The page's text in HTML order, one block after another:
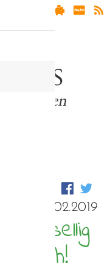
14.02.2019
gesellig
doch!